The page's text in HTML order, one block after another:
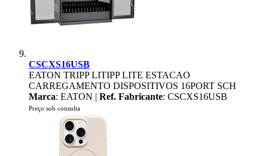
CSCXS16USB
EATON TRIPP LITIPP LITE ESTACAO
CARREGAMENTO DISPOSITIVOS 16PORT SCH
Marca: EATON | Ref. Fabricante: CSCXS16USB
Preço sob consulta